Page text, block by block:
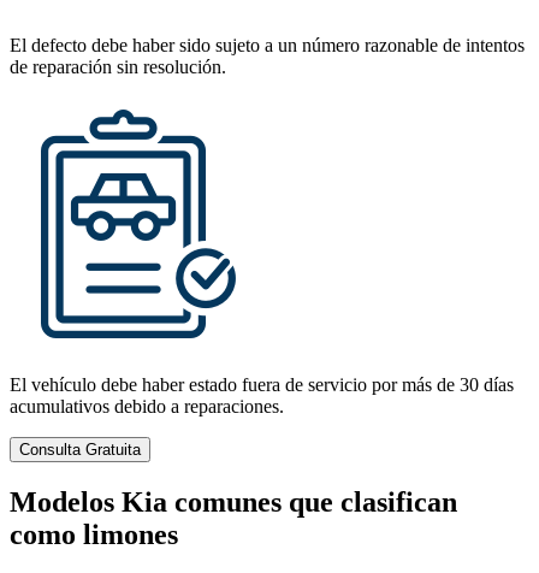
El defecto debe haber sido sujeto a un número razonable de intentos
de reparación sin resolución.
El vehículo debe haber estado fuera de servicio por más de 30 días
acumulativos debido a reparaciones.
Consulta Gratuita
Modelos Kia comunes que clasifican
como limones